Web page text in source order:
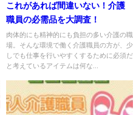
これがあれば間違いない！介護
職員の必需品を大調査！
肉体的にも精神的にも負担の多い介護の職
場。そんな環境で働く介護職員の方が、少
しでも仕事を行いやすくするために必須だ
と考えているアイテムは何な...